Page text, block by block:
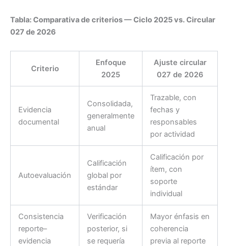
Tabla: Comparativa de criterios — Ciclo 2025 vs. Circular
027 de 2026
Criterio
Enfoque
2025
Ajuste circular
027 de 2026
Evidencia
documental
Consolidada,
generalmente
anual
Trazable, con
fechas y
responsables
por actividad
Autoevaluación
Calificación
global por
estándar
Calificación por
ítem, con
soporte
individual
Consistencia
reporte–
evidencia
Verificación
posterior, si
se requería
Mayor énfasis en
coherencia
previa al reporte